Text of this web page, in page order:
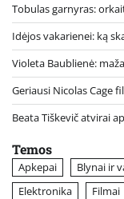
Tobulas garnyras:
Idėjos vakarienei: ką
Violeta Baublienė:
Geriausi Nicolas Cage
Beata Tiškevič atvirai
Temos
Apkepai Blynai ir
Elektronika
Filmai